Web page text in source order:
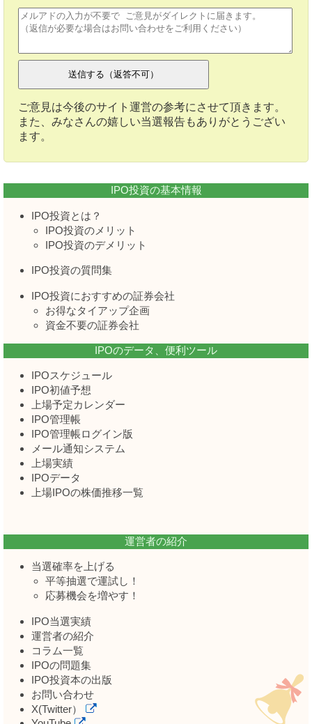
ご意見は今後のサイト運営の参考にさせて頂きます。
また、みなさんの嬉しい当選報告もありがとうござい
ます。
IPO投資の基本情報
IPO投資とは？
IPO投資のメリット
IPO投資のデメリット
IPO投資の質問集
IPO投資におすすめの証券会社
お得なタイアップ企画
資金不要の証券会社
IPOのデータ、便利ツール
IPOスケジュール
IPO初値予想
上場予定カレンダー
IPO管理帳
IPO管理帳ログイン版
メール通知システム
上場実績
IPOデータ
上場IPOの株価推移一覧
運営者の紹介
当選確率を上げる
平等抽選で運試し！
応募機会を増やす！
IPO当選実績
運営者の紹介
コラム一覧
IPOの問題集
IPO投資本の出版
お問い合わせ
X(Twitter）